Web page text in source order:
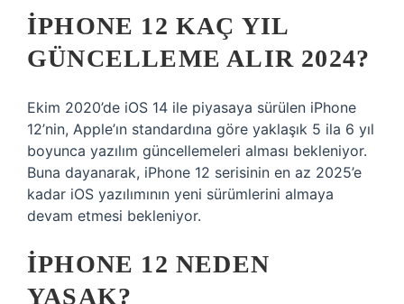
IPHONE 12 KAÇ YIL
GÜNCELLEME ALIR 2024?
Ekim 2020’de iOS 14 ile piyasaya sürülen iPhone
12’nin, Apple’ın standardına göre yaklaşık 5 ila 6 yıl
boyunca yazılım güncellemeleri alması bekleniyor.
Buna dayanarak, iPhone 12 serisinin en az 2025’e
kadar iOS yazılımının yeni sürümlerini almaya
devam etmesi bekleniyor.
IPHONE 12 NEDEN
YASAK?